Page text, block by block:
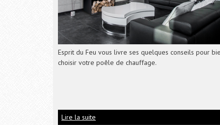
Esprit du Feu vous livre ses quelques conseils pour
choisir votre poêle de chauffage.
Lire la suite